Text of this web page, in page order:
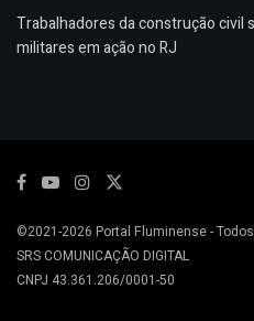
Trabalhadores da construção civil
militares em ação no RJ
©2021-2026 Portal Fluminense-
SRS COMUNICAÇÃO DIGITAL
CNPJ 43.361.206/0001-50